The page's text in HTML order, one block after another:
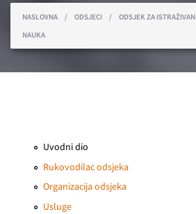
You are here
NASLOVNA / ODSJECI /
ODSJEK ZA
NAUKA
Uvodni dio
Rukovodilac odsjeka
Organizacija odsjeka
Usluge